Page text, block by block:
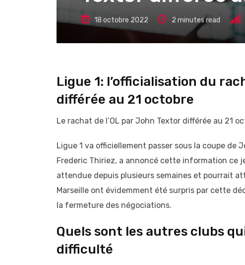
18 octobre 2022 2 minutes read
Ligue 1: l’officialisation du
différée au 21 octobre
Le rachat de l’OL par John Textor différée au 21
Ligue 1 va officiellement passer sous la coupe de
Frederic Thiriez, a annoncé cette information ce
attendue depuis plusieurs semaines et pourrait
Marseille ont évidemment été surpris par cette
la fermeture des négociations.
Quels sont les autres clubs
difficulté